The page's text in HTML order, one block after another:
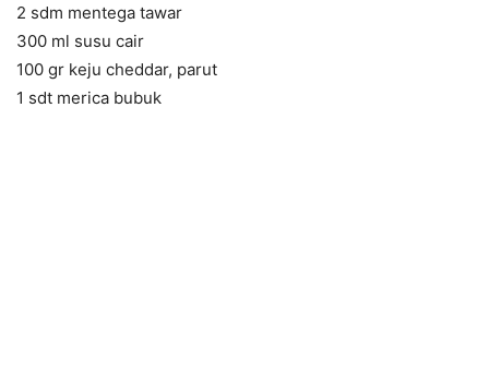
2 sdm mentega tawar
300 ml susu cair
100 gr keju cheddar, parut
1 sdt merica bubuk